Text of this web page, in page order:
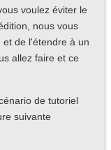
voulez éviter le
nous vous
de l'étendre à un
allez faire et ce
de tutoriel
suivante